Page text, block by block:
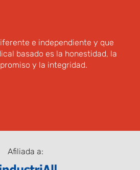
e independiente y que
basado es la honestidad, la
y la integridad.
Afiliada a: